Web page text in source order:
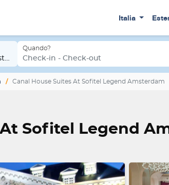
Italia
Quando?
Check-in - Check-out
Canal House Suites At Sofitel Legend Amsterdam
Sofitel Legend